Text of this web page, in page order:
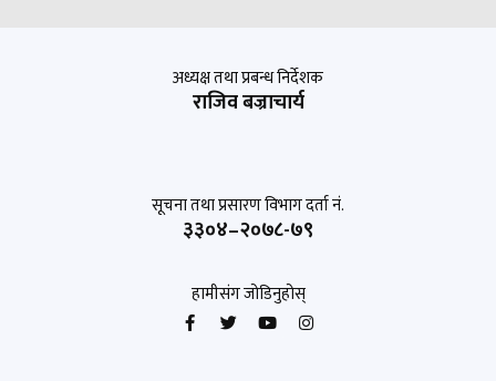
अध्यक्ष तथा प्रबन्ध निर्देशक
राजिव बज्राचार्य
सूचना तथा प्रसारण विभाग दर्ता नं.
३३०४–२०७८-७९
हामीसंग जोडिनुहोस्